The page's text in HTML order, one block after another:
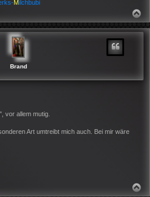
Milchbubi
C
Brand
vor allem mutig.
Art umtreibt mich auch. Bei mir wäre